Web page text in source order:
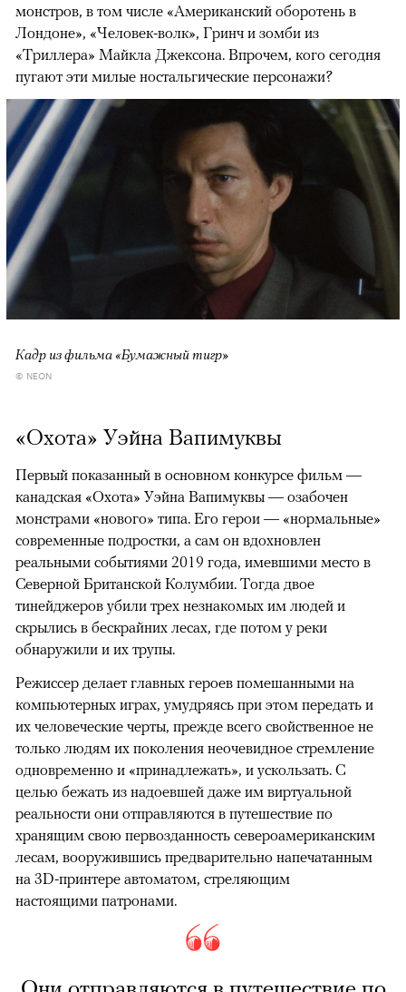
монстров, в том числе «Американский оборотень в
Лондоне», «Человек-волк», Гринч и зомби из
«Триллера» Майкла Джексона. Впрочем, кого сегодня
пугают эти милые ностальгические персонажи?
Кадр из фильма «Бумажный тигр»
© NEON
«Охота» Уэйна Вапимуквы
Первый показанный в основном конкурсе фильм —
канадская «Охота» Уэйна Вапимуквы — озабочен
монстрами «нового» типа. Его герои — «нормальные»
современные подростки, а сам он вдохновлен
реальными событиями 2019 года, имевшими место в
Северной Британской Колумбии. Тогда двое
тинейджеров убили трех незнакомых им людей и
скрылись в бескрайних лесах, где потом у реки
обнаружили и их трупы.
Режиссер делает главных героев помешанными на
компьютерных играх, умудряясь при этом передать и
их человеческие черты, прежде всего свойственное не
только людям их поколения неочевидное стремление
одновременно и «принадлежать», и ускользать. С
целью бежать из надоевшей даже им виртуальной
реальности они отправляются в путешествие по
хранящим свою первозданность североамериканским
лесам, вооружившись предварительно напечатанным
на 3D-принтере автоматом, стреляющим
настоящими патронами.